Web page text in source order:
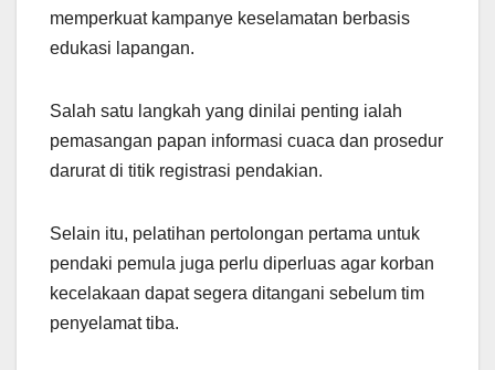
memperkuat kampanye keselamatan berbasis
edukasi lapangan.
Salah satu langkah yang dinilai penting ialah
pemasangan papan informasi cuaca dan prosedur
darurat di titik registrasi pendakian.
Selain itu, pelatihan pertolongan pertama untuk
pendaki pemula juga perlu diperluas agar korban
kecelakaan dapat segera ditangani sebelum tim
penyelamat tiba.